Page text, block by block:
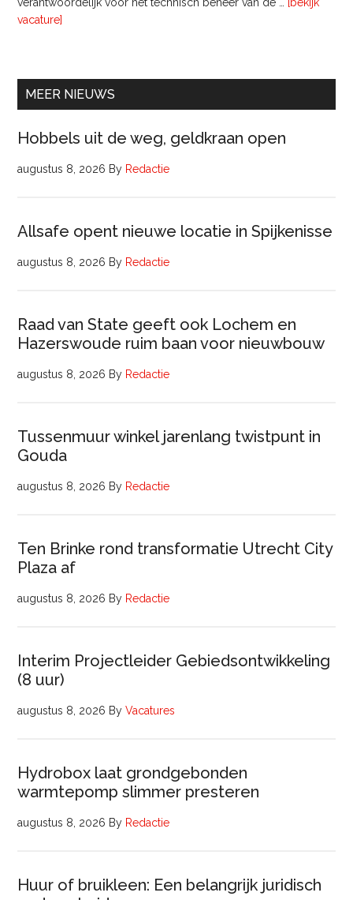
vacature]
Onderhoud
Vastgoedmanagement
MEER NIEUWS
Hobbels uit de weg, geldkraan open
augustus 8, 2026 By Redactie
Allsafe opent nieuwe locatie in Spijkenisse
augustus 8, 2026 By Redactie
Raad van State geeft ook Lochem en
Hazerswoude ruim baan voor nieuwbouw
augustus 8, 2026 By Redactie
Tussenmuur winkel jarenlang twistpunt in
Gouda
augustus 8, 2026 By Redactie
Ten Brinke rond transformatie Utrecht City
Plaza af
augustus 8, 2026 By Redactie
Interim Projectleider Gebiedsontwikkeling
(8 uur)
augustus 8, 2026 ByVacatures
Hydrobox laat grondgebonden
warmtepomp slimmer presteren
augustus 8, 2026 By Redactie
Huur of bruikleen: Een belangrijk juridisch